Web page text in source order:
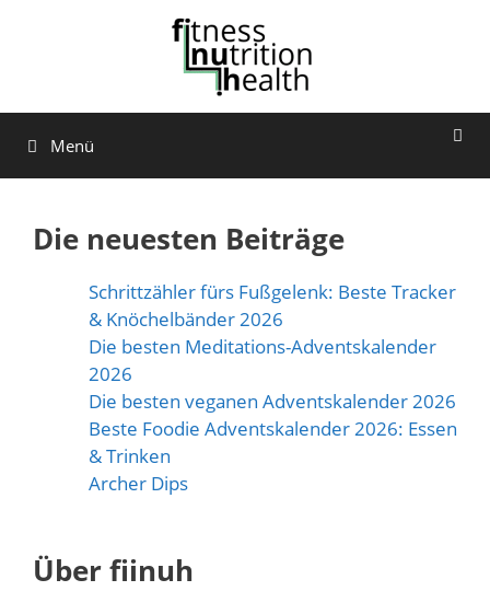
Menü
Die neuesten Beiträge
Schrittzähler fürs Fußgelenk: Beste Tracker
& Knöchelbänder 2026
Die besten Meditations-Adventskalender
2026
Die besten veganen Adventskalender 2026
Beste Foodie Adventskalender 2026: Essen
& Trinken
Archer Dips
Über fiinuh